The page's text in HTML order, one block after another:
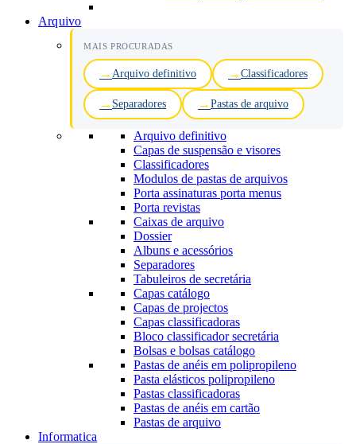
Arquivo
MAIS PROCURADAS
Arquivo definitivo Classificadores
Separadores Pastas de arquivo
Arquivo definitivo
Capas de suspensão e visores
Classificadores
Modulos de pastas de arquivos
Porta assinaturas porta menus
Porta revistas
Caixas de arquivo
Dossier
Albuns e acessórios
Separadores
Tabuleiros de secretária
Capas catálogo
Capas de projectos
Capas classificadoras
Bloco classificador secretária
Bolsas e bolsas catálogo
Pastas de anéis em polipropileno
Pasta elásticos polipropileno
Pastas classificadoras
Pastas de anéis em cartão
Pastas de arquivo
Informatica